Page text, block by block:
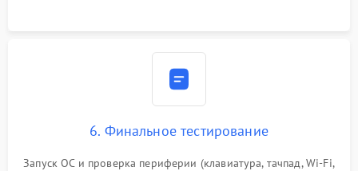
6. Финальное тестирование
Запуск ОС и проверка периферии (клавиатура, тачпад, Wi-Fi,